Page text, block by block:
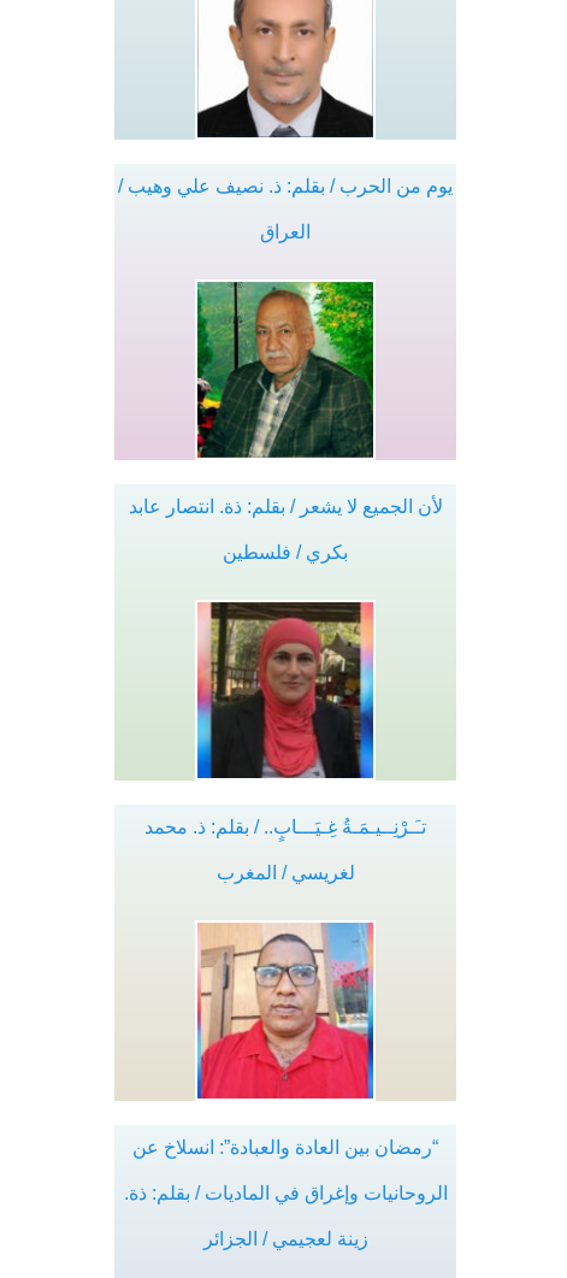
يوم من الحرب / بقلم: ذ. نصيف علي وهيب /
العراق
لأن الجميع لا يشعر / بقلم: ذة. انتصار عابد
بكري / فلسطين
تـَـرْنِــيـمَـةُ غِـيَـــابٍ.. / بقلم: ذ. محمد
لغريسي / المغرب
“رمضان بين العادة والعبادة”: انسلاخ عن
الروحانيات وإغراق في الماديات / بقلم: ذة.
زينة لعجيمي / الجزائر